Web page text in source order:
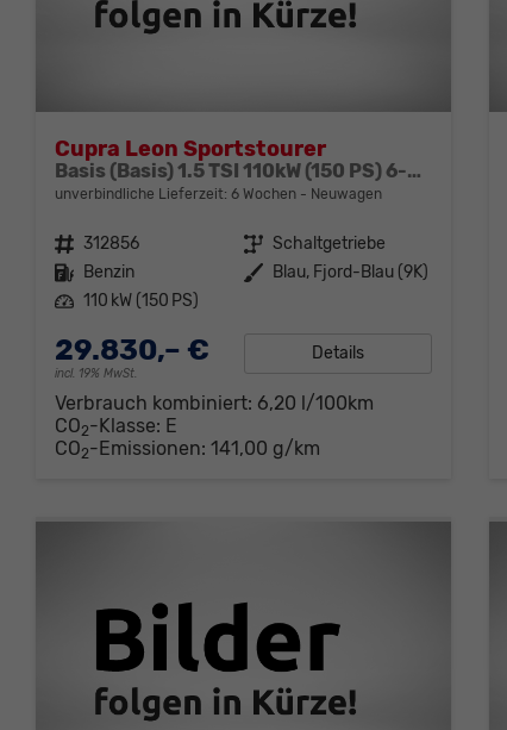
Cupra Leon Sportstourer
Basis (Basis) 1.5 TSI 110kW (150 PS) 6-Gang Schaltgetriebe
unverbindliche Lieferzeit: 6 Wochen Neuwagen
Fahrzeugnr. 312856 Getriebe Schaltgetriebe
Kraftstoff Benzin Außenfarbe Blau, Fjord-Blau (9K)
Leistung 110 kW (150 PS)
29.830,– €
incl. 19% MwSt.
Details
Verbrauch kombiniert: 6,20 l/100km
CO2-Klasse: E
CO2-Emissionen: 141,00 g/km